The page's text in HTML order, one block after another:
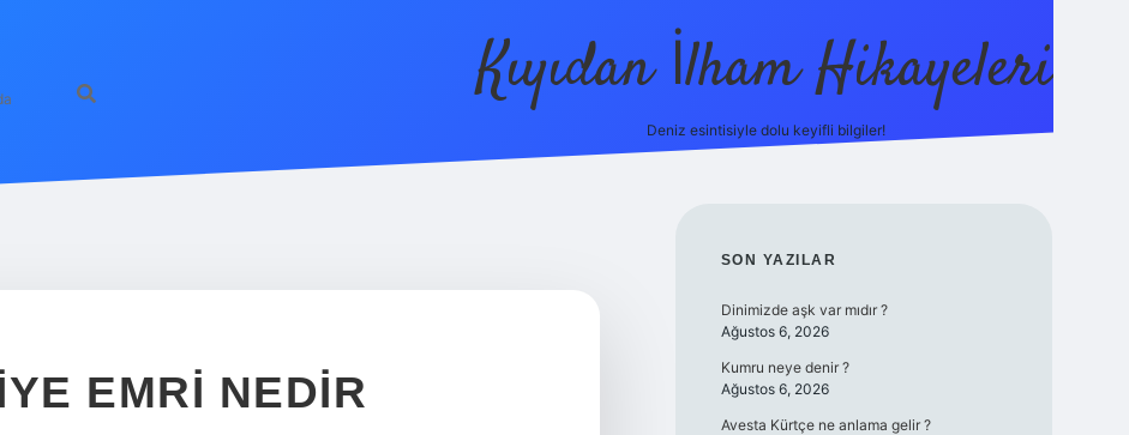
Kıyıdan İlham Hikayeleri
Deniz esintisiyle dolu keyifli bilgiler!
EMRI NEDIR
SIDEBAR
SON YAZILAR
Dinimizde aşk var mıdır ?
Ağustos 6, 2026
Kumru neye denir ?
Ağustos 6, 2026
Avesta Kürtçe ne anlama gelir ?